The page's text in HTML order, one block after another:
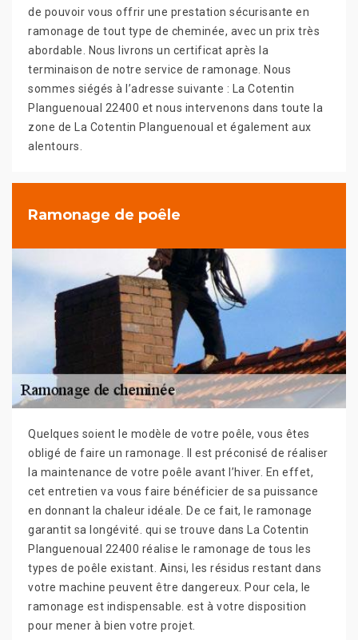
de pouvoir vous offrir une prestation sécurisante en
ramonage de tout type de cheminée, avec un prix très
abordable. Nous livrons un certificat après la
terminaison de notre service de ramonage. Nous
sommes siégés à l’adresse suivante : La Cotentin
Planguenoual 22400 et nous intervenons dans toute la
zone de La Cotentin Planguenoual et également aux
alentours.
Ramonage de poêle
Quelques soient le modèle de votre poêle, vous êtes
obligé de faire un ramonage. Il est préconisé de réaliser
la maintenance de votre poêle avant l’hiver. En effet,
cet entretien va vous faire bénéficier de sa puissance
en donnant la chaleur idéale. De ce fait, le ramonage
garantit sa longévité. qui se trouve dans La Cotentin
Planguenoual 22400 réalise le ramonage de tous les
types de poêle existant. Ainsi, les résidus restant dans
votre machine peuvent être dangereux. Pour cela, le
ramonage est indispensable. est à votre disposition
pour mener à bien votre projet.